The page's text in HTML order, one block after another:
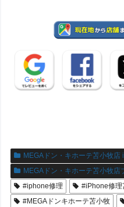
MEGAドン・キホーテ苫小牧
MEGAドン・キホーテ苫小牧店
#iphone修理
#iPhone修理
#MEGAドンキホーテ苫小牧